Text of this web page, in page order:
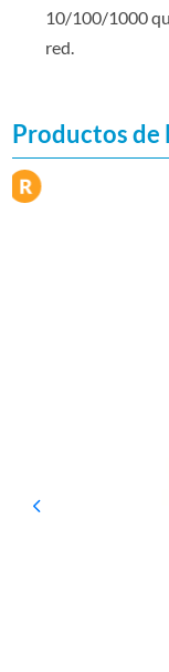
10/100/1000
red.
Productos de